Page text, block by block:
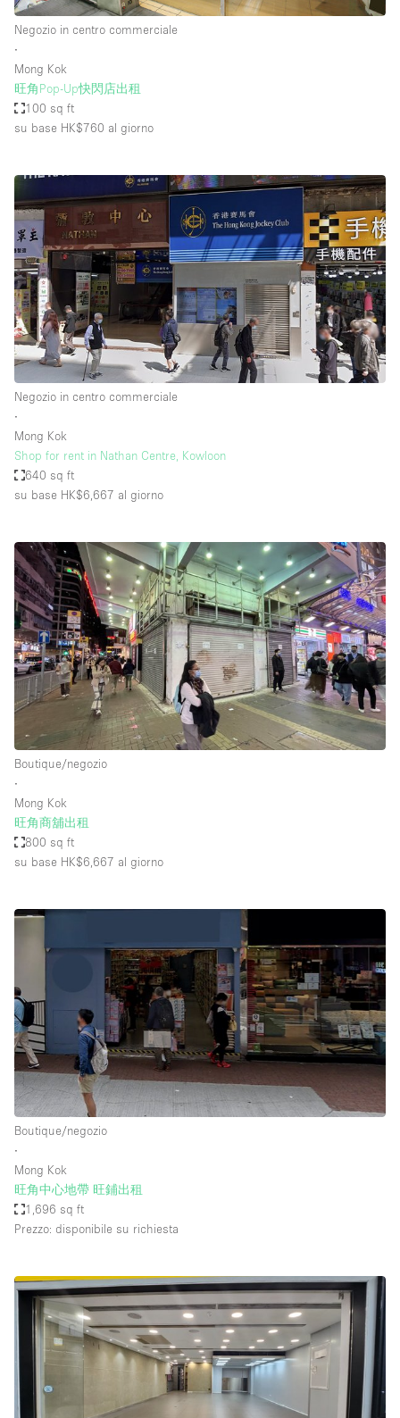
Negozio in centro commerciale
∙
Mong Kok
旺角Pop-Up快閃店出租
100 sq ft
su base HK$760 al giorno
Negozio in centro commerciale
∙
Mong Kok
Shop for rent in Nathan Centre, Kowloon
640 sq ft
su base HK$6,667 al giorno
Boutique/negozio
∙
Mong Kok
旺角商舖出租
800 sq ft
su base HK$6,667 al giorno
Boutique/negozio
∙
Mong Kok
旺角中心地帶 旺鋪出租
1,696 sq ft
Prezzo: disponibile su richiesta